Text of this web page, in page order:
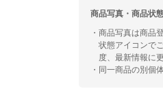
商品写真・商品状
・商品写真は商品
状態アイコンで
度、最新情報に
・同一商品の別個